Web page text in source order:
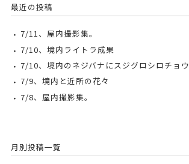
最近の投稿
7/11、屋内撮影集。
7/10、境内ライトラ成果
7/10、境内のネジバナにスジグロシロチョウ
7/9、境内と近所の花々
7/8、屋内撮影集。
月別投稿一覧